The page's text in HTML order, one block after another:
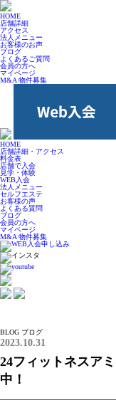
HOME
店舗詳細
アクセス
法人メニュー
お客様のお声
ブログ
よくあるご質問
会員の方へ
マイページ
M&A 物件募集
HOME
店舗詳細・アクセス
料金表
店舗で入会
見学・体験
WEB入会
法人メニュー
セルフエステ
お客様の声
よくある質問
ブログ
会員の方へ
マイページ
M&A 物件募集
BLOG ブログ
2023.10.31
24フィットネスア
中！